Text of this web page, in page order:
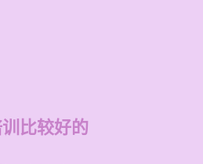
比较好的